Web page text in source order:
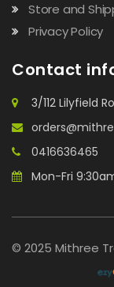
Store and
Privacy Policy
Contact
3/112 Lilyfield
0416636465
Mon-Fri
© 2025 Mithree